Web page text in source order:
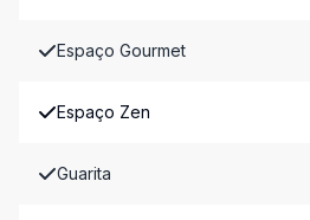
Espaço Gourmet
Espaço Zen
Guarita